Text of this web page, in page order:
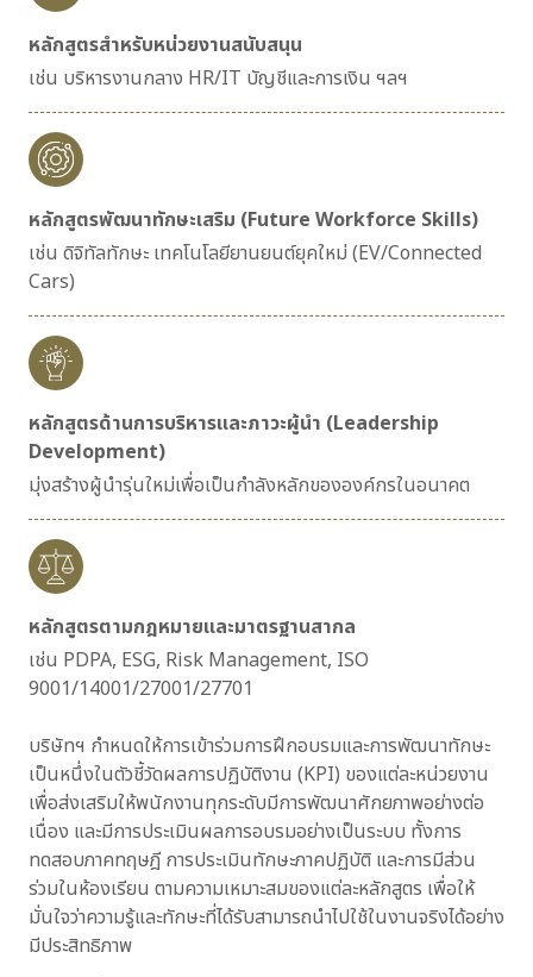
หลักสูตรสำหรับหน่วยงานสนับสนุน
เช่น บริหารงานกลาง HR/IT บัญชีและการเงิน ฯลฯ
หลักสูตรพัฒนาทักษะเสริม (Future Workforce Skills)
เช่น ดิจิทัลทักษะ เทคโนโลยียานยนต์ยุคใหม่ (EV/Connected
Cars)
หลักสูตรด้านการบริหารและภาวะผู้นำ (Leadership
Development)
มุ่งสร้างผู้นำรุ่นใหม่เพื่อเป็นกำลังหลักขององค์กรในอนาคต
หลักสูตรตามกฎหมายและมาตรฐานสากล
เช่น PDPA, ESG, Risk Management, ISO
9001/14001/27001/27701
บริษัทฯ กำหนดให้การเข้าร่วมการฝึกอบรมและการพัฒนาทักษะ
เป็นหนึ่งในตัวชี้วัดผลการปฏิบัติงาน (KPI) ของแต่ละหน่วยงาน
เพื่อส่งเสริมให้พนักงานทุกระดับมีการพัฒนาศักยภาพอย่างต่อ
เนื่อง และมีการประเมินผลการอบรมอย่างเป็นระบบ ทั้งการ
ทดสอบภาคทฤษฎี การประเมินทักษะภาคปฏิบัติ และการมีส่วน
ร่วมในห้องเรียน ตามความเหมาะสมของแต่ละหลักสูตร เพื่อให้
มั่นใจว่าความรู้และทักษะที่ได้รับสามารถนำไปใช้ในงานจริงได้อย่าง
มีประสิทธิภาพ